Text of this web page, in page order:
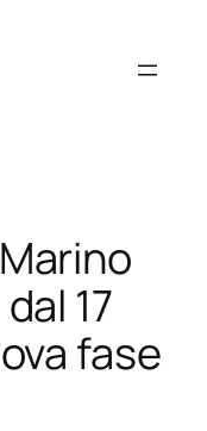
17
fase